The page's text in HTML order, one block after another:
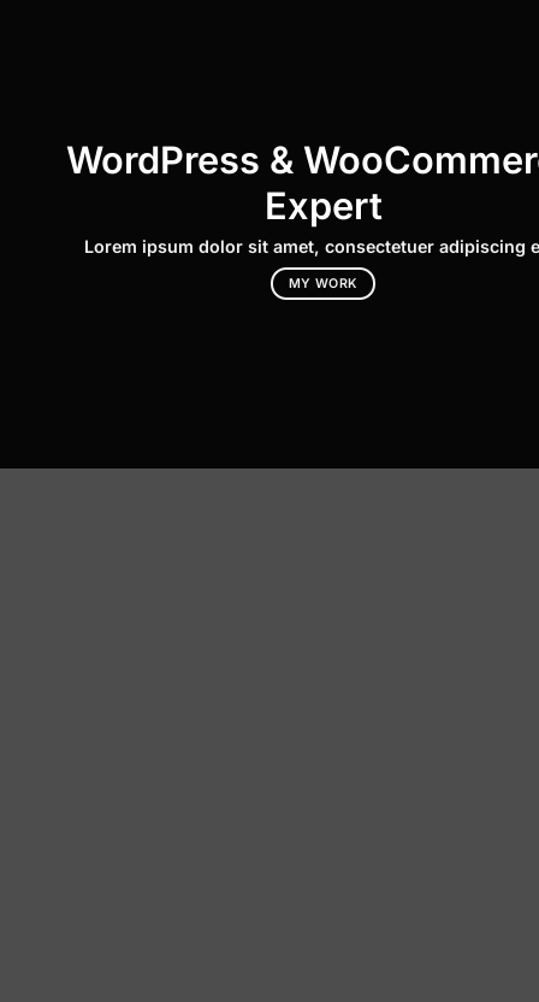
WordPress &
Expert
Lorem ipsum dolor sit amet, consectetuer adipiscing
MY WORK